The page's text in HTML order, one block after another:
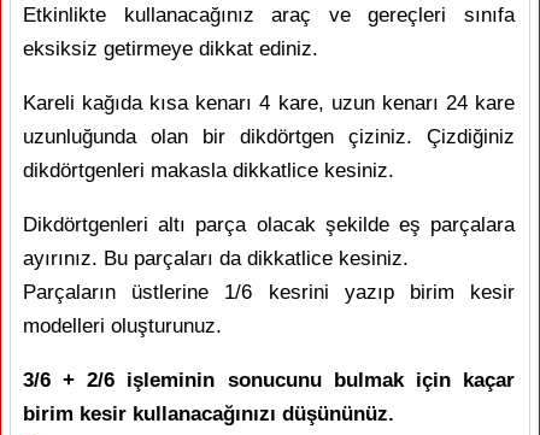
Etkinlikte kullanacağınız araç ve gereçleri sınıfa
eksiksiz getirmeye dikkat ediniz.
Kareli kağıda kısa kenarı 4 kare, uzun kenarı 24 kare
uzunluğunda olan bir dikdörtgen çiziniz. Çizdiğiniz
dikdörtgenleri makasla dikkatlice kesiniz.
Dikdörtgenleri altı parça olacak şekilde eş parçalara
ayırınız. Bu parçaları da dikkatlice kesiniz.
Parçaların üstlerine 1/6 kesrini yazıp birim kesir
modelleri oluşturunuz.
3/6 + 2/6 işleminin sonucunu bulmak için kaçar
birim kesir kullanacağınızı düşününüz.